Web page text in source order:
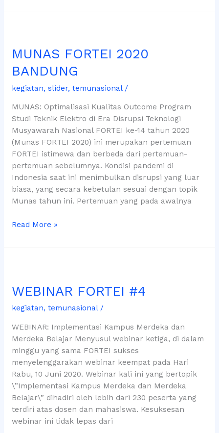
Technical
MUNAS FORTEI 2020
BANDUNG
kegiatan, slider, temunasional/
MUNAS: Optimalisasi Kualitas Outcome Program
Studi Teknik Elektro di Era Disrupsi Teknologi
Musyawarah Nasional FORTEI ke-14 tahun 2020
(Munas FORTEI 2020) ini merupakan pertemuan
FORTEI istimewa dan berbeda dari pertemuan-
pertemuan sebelumnya. Kondisi pandemi di
Indonesia saat ini menimbulkan disrupsi yang luar
biasa, yang secara kebetulan sesuai dengan topik
Munas tahun ini. Pertemuan yang pada awalnya
2020
Read More »
WEBINAR FORTEI #4
kegiatan, temunasional/
WEBINAR: Implementasi Kampus Merdeka dan
Merdeka Belajar Menyusul webinar ketiga, di dalam
minggu yang sama FORTEI sukses
menyelenggarakan webinar keempat pada Hari
Rabu, 10 Juni 2020. Webinar kali ini yang bertopik
\”Implementasi Kampus Merdeka dan Merdeka
Belajar\” dihadiri oleh lebih dari 230 peserta yang
terdiri atas dosen dan mahasiswa. Kesuksesan
webinar ini tidak lepas dari
#4